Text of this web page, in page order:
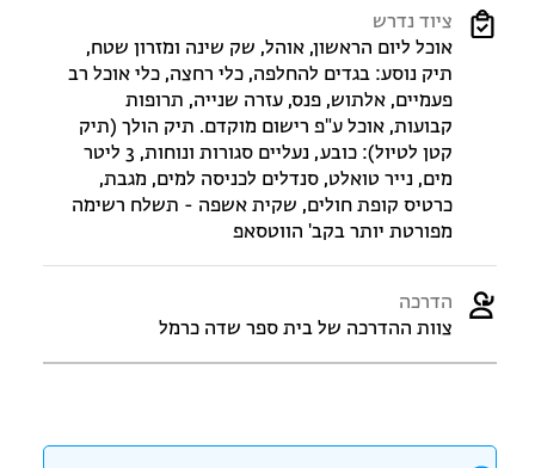
ציוד נדרש
אוכל ליום הראשון, אוהל, שק שינה ומזרון שטח,
תיק נוסע: בגדים להחלפה, כלי רחצה, כלי אוכל רב
פעמיים, אלתוש, פנס, עזרה שנייה, תרופות
קבועות, אוכל ע"פ רישום מוקדם. תיק הולך (תיק
קטן לטיול): כובע, נעליים סגורות ונוחות, 3 ליטר
מים, נייר טואלט, סנדלים לכניסה למים, מגבת,
כרטיס קופת חולים, שקית אשפה - תשלח רשימה
מפורטת יותר בקב' הווטסאפ
הדרכה
צוות ההדרכה של בית ספר שדה כרמל